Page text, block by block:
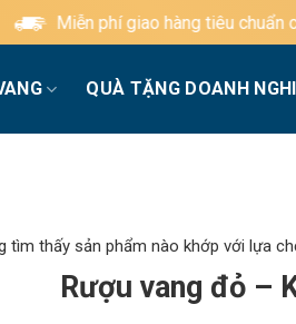
hàng tiêu chuẩn cho các đơn hàng
QUÀ TẶNG DOANH
tìm thấy sản phẩm nào khớp với lựa
Rượu vang đỏ –